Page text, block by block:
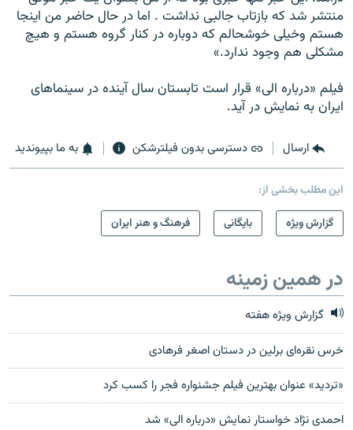
منتشر شد که بازتاب جالبی نداشت . اما در حال حاضر من اینجا
هستم وخیلی خوشحالم که دوباره در کنار گروه هستم و هیچ
مشکلی هم وجود ندارد.»
فیلم «درباره الی» قرار است تابستان سال آینده در سینماهای
ایران به نمایش در آید.
ارسال دسترسی بدون فیلترشکن به ما بپیوندید
این مطلب بخشی از:
گزارش ویژه
بایگانی فرهنگ و هنر ایران
در همین زمینه
گزارش ویژه هفته
خرس نقره‌ای برلین در دستان اصغر فرهادی
«ترديد» عنوان بهترين فيلم جشنواره فجر را کسب کرد
احمدی نژاد خواستار نمایش «درباره الی» شد